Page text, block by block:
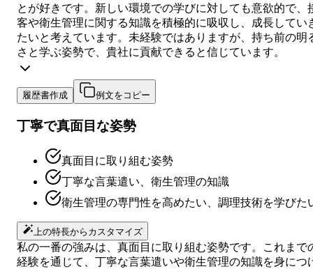
とが好きです。新しい環境での学びに対しても意欲的で、
客や衛生管理に関する知識を積極的に吸収し、成長してい
たいと考えています。未経験ではありますが、持ち前の明
さと学ぶ姿勢で、貴社に貢献できると信じています。
履歴書作成 例文をコピー
丁寧で真面目な姿勢
真面目に取り組む姿勢
丁寧な言葉遣い、衛生管理の知識
衛生管理の専門性を高めたい、調理技術を学びた
上の特長からカスタマイズ
私の一番の強みは、真面目に取り組む姿勢です。これまで
経験を通じて、丁寧な言葉遣いや衛生管理の知識を身につ